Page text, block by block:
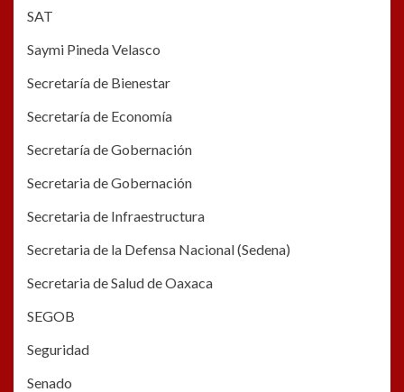
SAT
Saymi Pineda Velasco
Secretaría de Bienestar
Secretaría de Economía
Secretaría de Gobernación
Secretaria de Gobernación
Secretaria de Infraestructura
Secretaria de la Defensa Nacional (Sedena)
Secretaria de Salud de Oaxaca
SEGOB
Seguridad
Senado